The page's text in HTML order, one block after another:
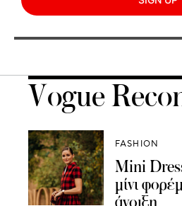
Vogue
FASHION
Mini
μίνι
άνοιξη